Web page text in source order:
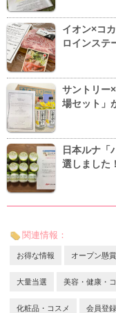
イオン×コ
ロインステ
サントリー
場セット」
日本ルナ「
選しました！
関連情報：
お得な情報 オープン懸賞
大量当選 美容・健康・
化粧品・コスメ 会員登録